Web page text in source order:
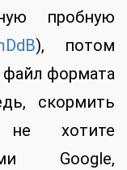
пробную
), потом
файл формата
скормить
хотите
Google,